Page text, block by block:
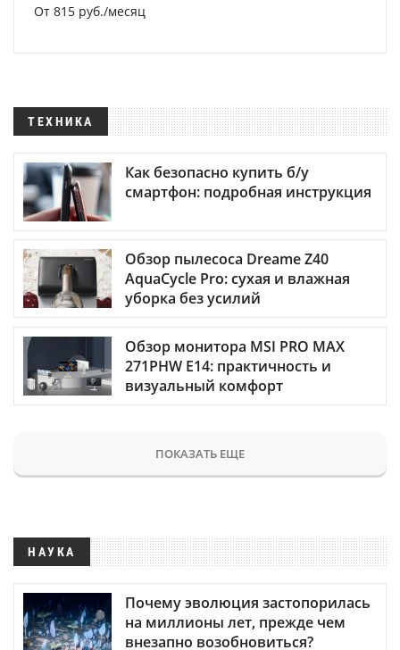
От 815 руб./месяц
ТЕХНИКА
Как безопасно купить б/у
смартфон: подробная инструкция
Обзор пылесоса Dreame Z40
AquaCycle Pro: сухая и влажная
уборка без усилий
Обзор монитора MSI PRO MAX
271PHW E14: практичность и
визуальный комфорт
ПОКАЗАТЬ ЕЩЕ
НАУКА
Почему эволюция застопорилась
на миллионы лет, прежде чем
внезапно возобновиться?